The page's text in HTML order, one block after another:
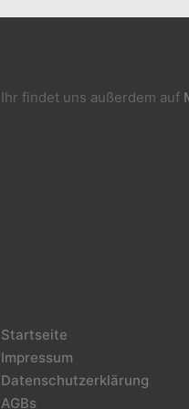
Ihr findet uns außerdem auf
Startseite
Impressum
Datenschutzerklärung
AGBs